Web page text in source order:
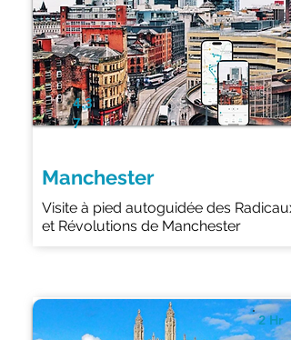
4.3
7
Manchester
Visite à pied autoguidée des Radicaux
et Révolutions de Manchester
2 Hr